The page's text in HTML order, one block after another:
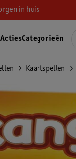
in huis
ActiesCategorieën
Kaartspellen